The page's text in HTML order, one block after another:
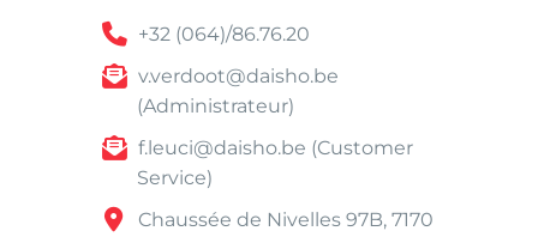
+32 (064)/86.76.20
v.verdoot@daisho.be
(Administrateur)
f.leuci@daisho.be (Customer
Service)
Chaussée de Nivelles 97B, 7170